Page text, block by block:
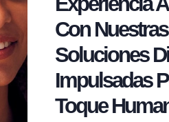
Con Nuestras
Soluciones
Impulsadas
Toque